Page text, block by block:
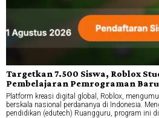
Targetkan 7.500 Siswa, Roblox
Pembelajaran Pemrograman
Platform kreasi digital global, Roblox,
berskala nasional perdananya di Indonesia.
pendidikan (edutech) Ruangguru, program ini